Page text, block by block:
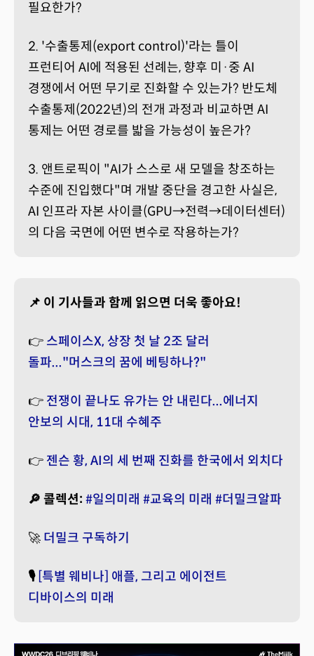
필요한가?
2. '수출통제(export control)'라는 틀이
프런티어 AI에 적용된 선례는, 향후 미·중 AI
경쟁에서 어떤 무기로 진화할 수 있는가? 반도체
수출통제(2022년)의 전개 과정과 비교하면 AI
통제는 어떤 경로를 밟을 가능성이 높은가?
3. 앤트로픽이 "AI가 스스로 새 모델을 창조하는
수준에 진입했다"며 개발 중단을 경고한 사실은,
AI 인프라 자본 사이클(GPU→전력→데이터센터)
의 다음 국면에 어떤 변수로 작용하는가?
📌 이 기사들과 함께 읽으면 더욱 좋아요!
👉 스페이스X, 상장 첫 날 2조 달러
돌파..."머스크의 꿈에 베팅하나?"
👉 전쟁이 끝나도 유가는 안 내린다...에너지
안보의 시대, 11대 수혜주
👉 젠슨 황, AI의 세 번째 진화를 한국에서 외치다
🔎 콜렉션: #일의미래 #교육의 미래 #더밀크알파
🚀 더밀크 구독하기
🎙️[특별 웨비나] 애플, 그리고 에이전트
디바이스의 미래